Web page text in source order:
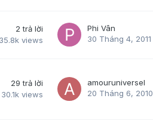
2 trả lời
35.8k views
Phi Vân
30 Tháng 4, 2011
29 trả lời
30.1k views
amouruniversel
20 Tháng 6, 2010